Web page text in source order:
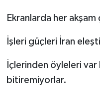
Ekranlarda her akşam
İşleri güçleri İran
İçlerinden öyleleri var
bitiremiyorlar.